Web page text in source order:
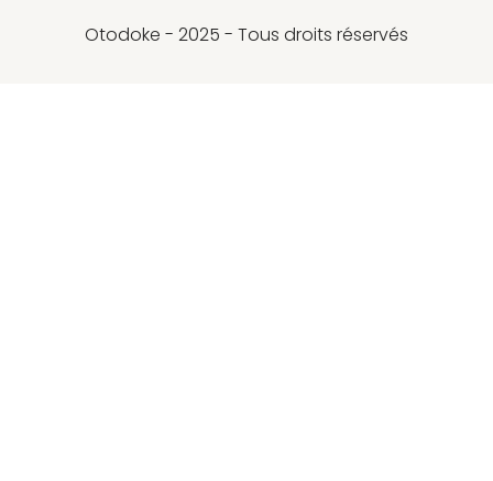
Otodoke - 2025 - Tous droits réservés